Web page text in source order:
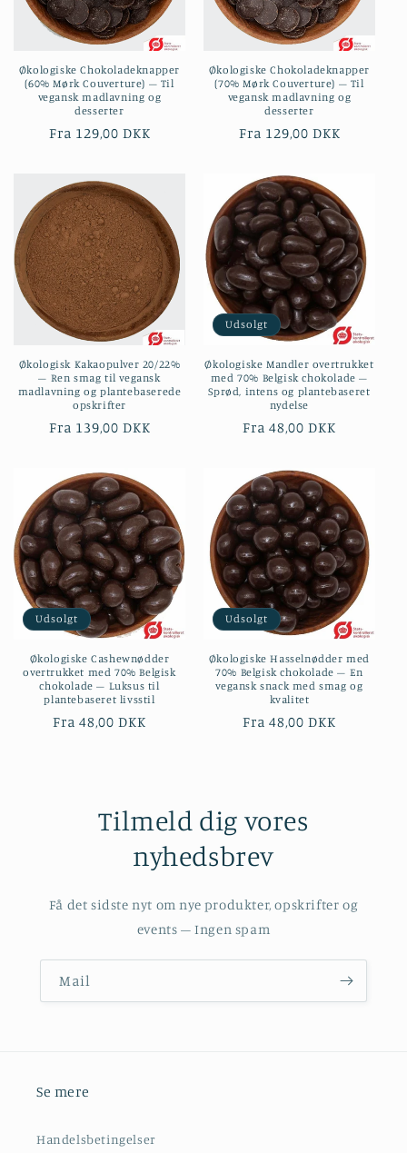
o
Økologiske Chokoladeknapper
(60% Mørk Couverture) – Til
vegansk madlavning og
desserter
Normalpris
Fra 129,00 DKK
Økologiske Chokoladeknapper
(70% Mørk Couverture) – Til
vegansk madlavning og
desserter
Normalpris
Fra 129,00 DKK
Økologisk Kakaopulver 20/22%
– Ren smag til vegansk
madlavning og plantebaserede
opskrifter
Normalpris
Fra 139,00 DKK
Udsolgt
Økologiske Mandler overtrukket
med 70% Belgisk chokolade –
Sprød, intens og plantebaseret
nydelse
Normalpris
Fra 48,00 DKK
Udsolgt
Økologiske Cashewnødder
overtrukket med 70% Belgisk
chokolade – Luksus til
plantebaseret livsstil
Normalpris
Fra 48,00 DKK
Udsolgt
Økologiske Hasselnødder med
70% Belgisk chokolade – En
vegansk snack med smag og
kvalitet
Normalpris
Fra 48,00 DKK
Tilmeld dig vores
nyhedsbrev
Få det sidste nyt om nye produkter, opskrifter og
events – Ingen spam
Mail
Se mere
Handelsbetingelser